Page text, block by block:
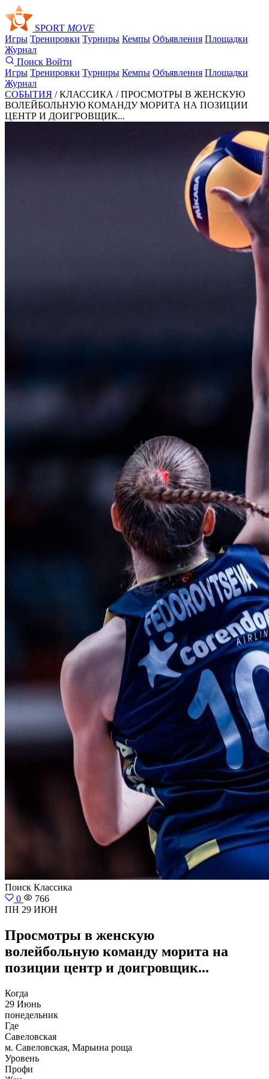
SPORT MOVE
Игры Тренировки Турниры Кемпы Объявления Площадки
Журнал
Поиск Войти
Игры Тренировки Турниры Кемпы Объявления Площадки
Журнал
СОБЫТИЯ / КЛАССИКА /ПРОСМОТРЫ В ЖЕНСКУЮ
ВОЛЕЙБОЛЬНУЮ КОМАНДУ МОРИТА НА ПОЗИЦИИ
ЦЕНТР И ДОИГРОВЩИК...
Поиск Классика
0
766
ПН 29 ИЮН
Просмотры в женскую
волейбольную команду морита на
позиции центр и доигровщик...
Когда
29 Июнь
понедельник
Где
Савеловская
м. Савеловская, Марьина роща
Уровень
Профи